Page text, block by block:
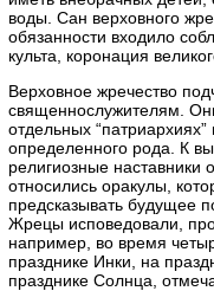
воды. Сан верховного
обязанности входило
культа, коронация
Верховное жречество
священнослужителям.
отдельных
определенного рода. К
религиозные наставники
относились оракулы,
предсказывать будущее
Жрецы исповедовали,
например, во время
празднике Инки, на
празднике Солнца,